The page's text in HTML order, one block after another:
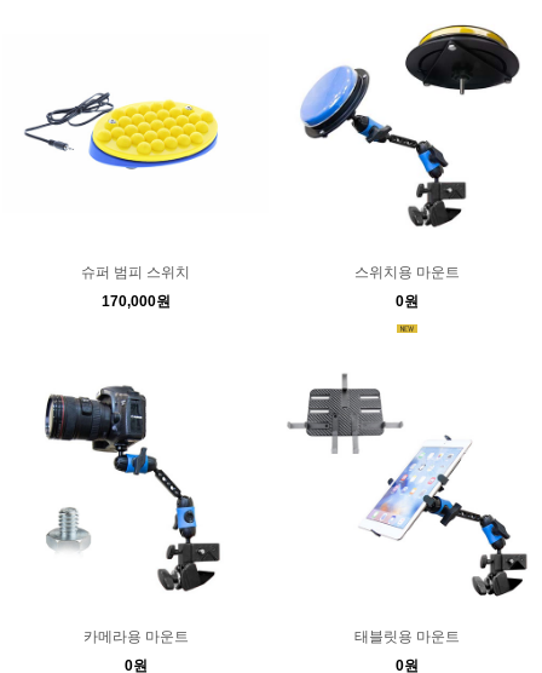
슈퍼 범피 스위치
170,000원
스위치용 마운트
0원
카메라용 마운트
0원
태블릿용 마운트
0원